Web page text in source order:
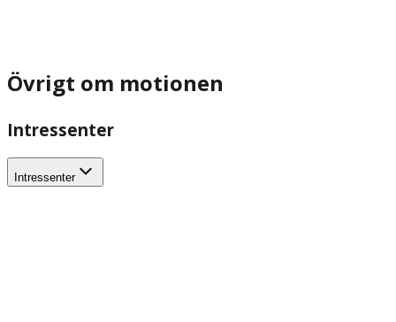
Övrigt om motionen
Intressenter
Intressenter